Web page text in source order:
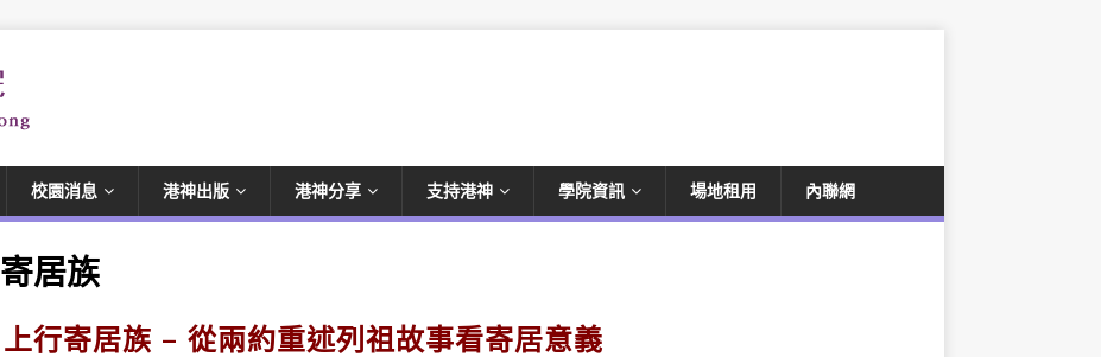
校園消息 港神出版 港神分享 支持港神 學院資訊 場地租用 內聯網
居族
上行寄居族 – 從兩約重述列祖故事看寄居意義